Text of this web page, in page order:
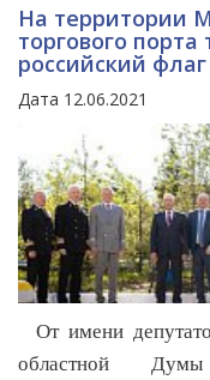
На территории
торгового
российский флаг
Дата 12.06.2021
От имени
областной Думы